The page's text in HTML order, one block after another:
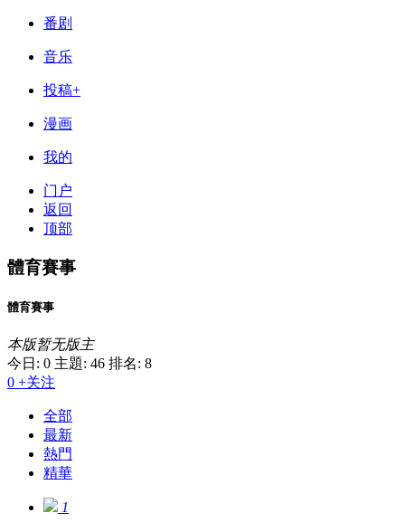
番剧
音乐
投稿+
漫画
我的
门户
返回
顶部
體育賽事
體育賽事
本版暂无版主
今日: 0 主題: 46 排名: 8
0 +关注
全部
最新
熱門
精華
1